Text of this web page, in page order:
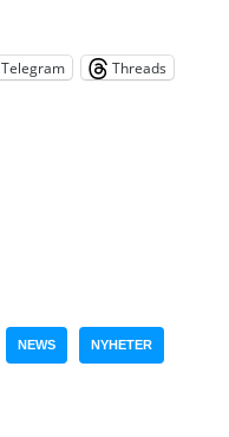
Telegram
Threads
NEWS NYHETER